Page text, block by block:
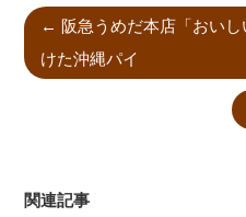
← 阪急うめだ本店「おい
けた沖縄パイ
関連記事